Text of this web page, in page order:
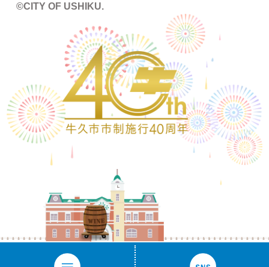
©CITY OF USHIKU.
ワイン樽